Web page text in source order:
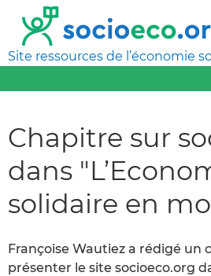
Site ressources de l’économie
Chapitre sur
dans
solidaire en
Françoise Wautiez a rédigé un
présenter le site socioeco.org